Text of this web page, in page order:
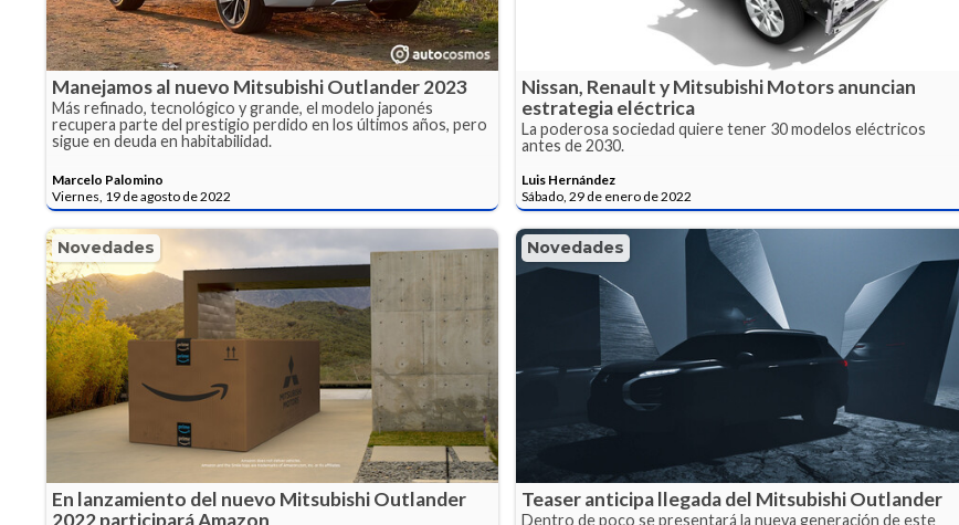
Manejamos al nuevo Mitsubishi Outlander 2023
Más refinado, tecnológico y grande, el modelo japonés
recupera parte del prestigio perdido en los últimos años, pero
sigue en deuda en habitabilidad.
Marcelo Palomino
Viernes, 19 de agosto de 2022
Nissan, Renault y Mitsubishi Motors anuncian
estrategia eléctrica
La poderosa sociedad quiere tener 30 modelos eléctricos
antes de 2030.
Luis Hernández
Sábado, 29 de enero de 2022
Novedades
En lanzamiento del nuevo Mitsubishi Outlander
Novedades
Teaser anticipa llegada del Mitsubishi Outlander
Dentro de poco se presentará la nueva generación de este